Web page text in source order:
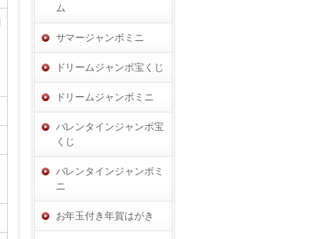
ム
サマージャンボミニ
ドリームジャンボ宝くじ
ドリームジャンボミニ
バレンタインジャンボ宝
くじ
バレンタインジャンボミ
ニ
お年玉付き年賀はがき